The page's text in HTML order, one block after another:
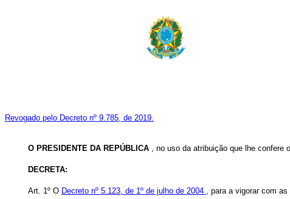
Revogado pelo Decreto nº 9.785, de 2019.
O PRESIDENTE DA REPÚBLICA , no uso da atribuição que lhe confere
DECRETA:
Art. 1º O Decreto nº 5.123, de 1º de julho de 2004 , para a vigorar com